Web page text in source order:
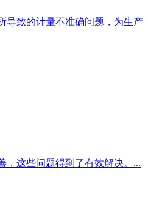
导致的计量不准确问题，为生产
，这些问题得到了有效解决。...